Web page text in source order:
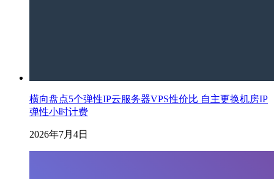
横向盘点5个弹性IP云服务器VPS性价比 自主更换机房IP
弹性小时计费
2026年7月4日